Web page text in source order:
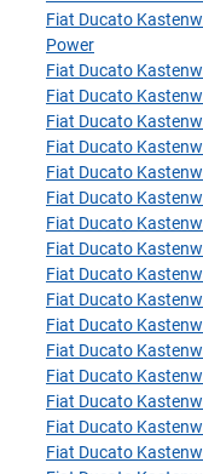
Fiat Ducato
Power
Fiat Ducato
Fiat Ducato
Fiat Ducato
Fiat Ducato
Fiat Ducato
Fiat Ducato
Fiat Ducato
Fiat Ducato
Fiat Ducato
Fiat Ducato
Fiat Ducato
Fiat Ducato
Fiat Ducato
Fiat Ducato
Fiat Ducato
Fiat Ducato